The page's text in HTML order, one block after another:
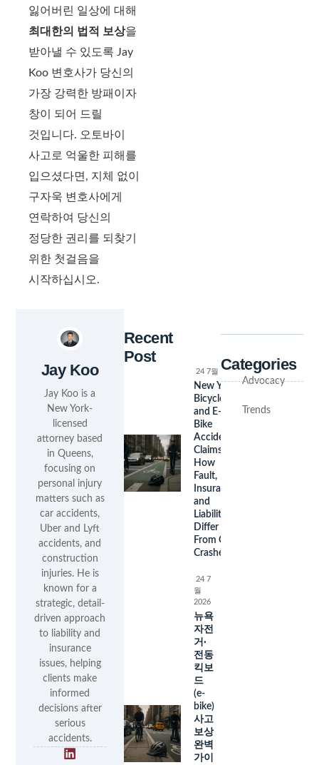
잃어버린 일상에 대해
최대한의 법적 보상을
받아낼 수 있도록 Jay
Koo 변호사가 당신의
가장 강력한 방패이자
창이 되어 드릴
것입니다. 오토바이
사고로 억울한 피해를
입으셨다면, 지체 없이
구자욱 변호사에게
연락하여 당신의
정당한 권리를 되찾기
위한 첫걸음을
시작하십시오.
Jay Koo
Jay Koo is a
New York-
licensed
attorney based
in Queens,
focusing on
personal injury
matters such as
car accidents,
Uber and Lyft
accidents, and
construction
injuries. He is
known for a
strategic, detail-
driven approach
to liability and
insurance
issues, helping
clients make
informed
decisions after
serious
accidents.
Recent
Post
24 7월 2026
New York
Bicycle
and E-
Bike
Accident
Claims:
How
Fault,
Insurance,
and
Liability
Differ
From Car
Crashes
24 7
월
2026
뉴욕
자전
거·
전동
킥보
드
(e-
bike)
사고
보상
완벽
가이
Categories
Advocacy
Trends